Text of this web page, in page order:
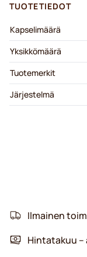
TUOTETIEDOT
Kapselimäärä
Yksikkömäärä
Tuotemerkit
Järjestelmä
Ilmainen
Hintatakuu